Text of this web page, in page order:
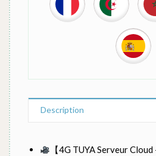
Description
【4G TUYA Serveur